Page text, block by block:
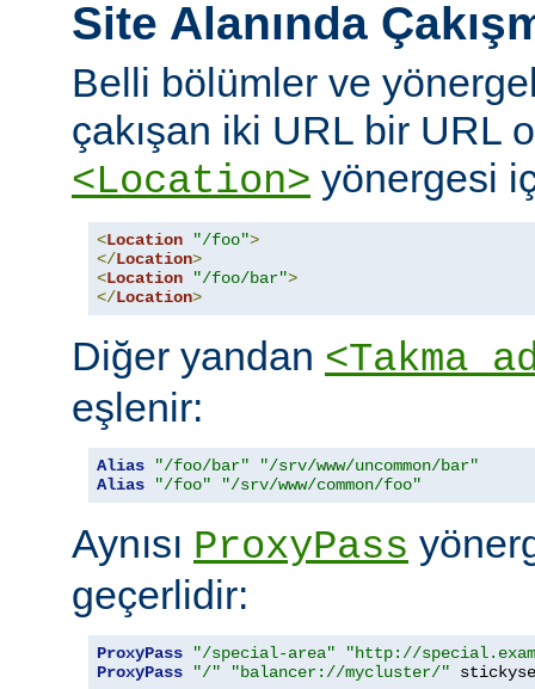
Site Alanında
Belli bölümler ve
çakışan iki URL bir URL
<Location> yönergesi
<Location "/foo">
</Location>
<Location "/foo/bar">
</Location>
Diğer yandan <Takma
eşlenir:
Alias "/foo/bar"
"/srv/www/uncommon/bar"
Alias
"/foo" "/srv/www/common/foo"
Aynısı ProxyPass
geçerlidir:
ProxyPass "/special-area"
"http://
ProxyPass
"/" "balancer://mycluster/"